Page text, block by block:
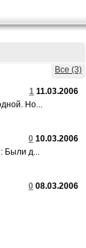
Все (3)
1 11.03.2006
Но...
0 10.03.2006
Были д...
0 08.03.2006